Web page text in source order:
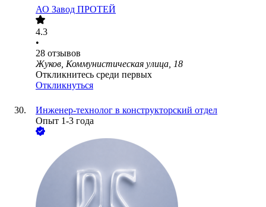
АО Завод ПРОТЕЙ
4.3
•
28 отзывов
Жуков, Коммунистическая улица, 18
Откликнитесь среди первых
Откликнуться
Инженер-технолог в конструкторский отдел
Опыт 1-3 года